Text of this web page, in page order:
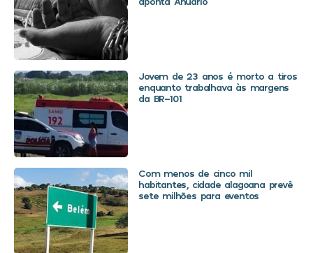
Jovem de 23 anos é morto a tiros
enquanto trabalhava às margens
da BR-101
Com menos de cinco mil
habitantes, cidade alagoana prevê
sete milhões para eventos